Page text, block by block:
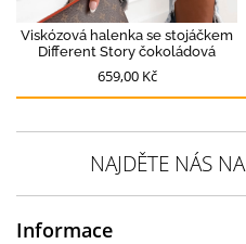
Viskózová halenka se stojáčkem
Different Story čokoládová
659,00 Kč
NAJDĚTE NÁS NA
Informace